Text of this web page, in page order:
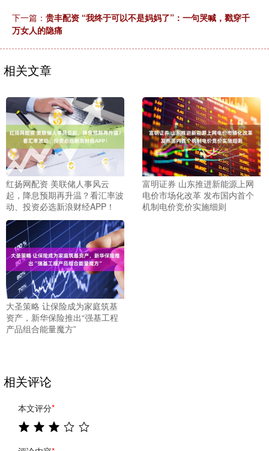
下一篇： 贵丰配资 “我终于可以不是妈妈了”：一句哭喊，戳穿千
万女人的隐痛
相关文章
红扬网配资 美联储人事风云
起，降息预期再升温？看汇率波
动、投资必选新浪财经APP！
富明证券 山东推进新能源上网
电价市场化改革 发布国内首个
机制电价竞价实施细则
大圣策略 让保险成为家庭筑基
资产，新华保险推出“强基工程
产品组合能量魔方”
相关评论
本文评分*